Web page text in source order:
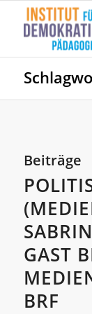
Beiträge
GAST
BRF